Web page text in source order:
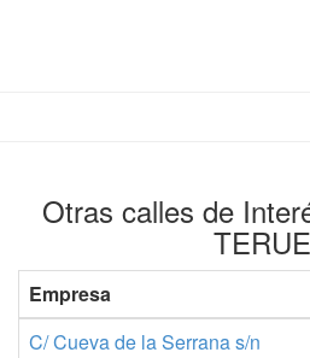
Otras calles de
Empresa
C/ Cueva de la Serrana s/n